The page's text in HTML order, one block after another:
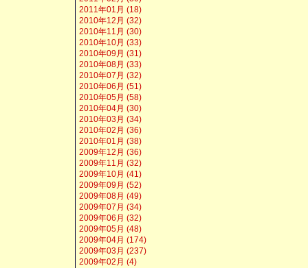
2011年01月 (18)
2010年12月 (32)
2010年11月 (30)
2010年10月 (33)
2010年09月 (31)
2010年08月 (33)
2010年07月 (32)
2010年06月 (51)
2010年05月 (58)
2010年04月 (30)
2010年03月 (34)
2010年02月 (36)
2010年01月 (38)
2009年12月 (36)
2009年11月 (32)
2009年10月 (41)
2009年09月 (52)
2009年08月 (49)
2009年07月 (34)
2009年06月 (32)
2009年05月 (48)
2009年04月 (174)
2009年03月 (237)
2009年02月 (4)